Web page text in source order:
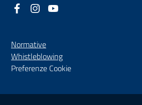
Facebook
(nuova scheda - new tab)
Instagram
(nuova scheda - new tab)
Normative
Whistleblowing(nuova scheda - new tab)
Preferenze Cookie